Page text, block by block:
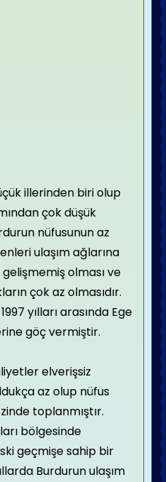
illerinden biri olup
çok düşük
nüfusunun az
ulaşım ağlarına
olması ve
çok az olmasıdır.
yılları arasında Ege
göç vermiştir.
elverişsiz
az olup nüfus
toplanmıştır.
bölgesinde
geçmişe sahip bir
Burdurun ulaşım